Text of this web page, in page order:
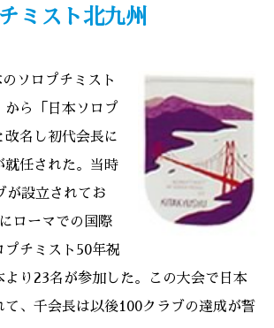
ミスト北九州
ソロプチミスト
から「日本ソロプ
改名し初代会長に
任された。当時
が設立されてお
ローマでの国際
プチミスト50年祝
より23名が参加した。この大会で日本
て、千会長は以後100クラブの達成が誓